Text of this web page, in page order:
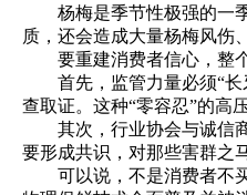
杨梅是季节性极强的一季
质，还会造成大量杨梅风伤
要重建消费者信心，整个
首先，监管力量必须“长
查取证。这种“零容忍”的高
其次，行业协会与诚信商
要形成共识，对那些害群之
可以说，不是消费者不买